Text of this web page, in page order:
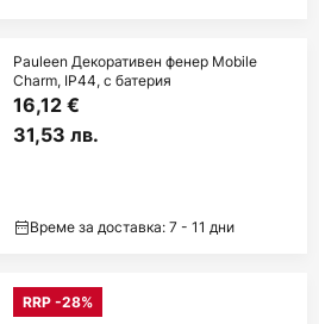
Pauleen Декоративен фенер Mobile
Charm, IP44, с батерия
16,12 €
31,53 лв.
Време за доставка: 7 - 11 дни
RRP -28%